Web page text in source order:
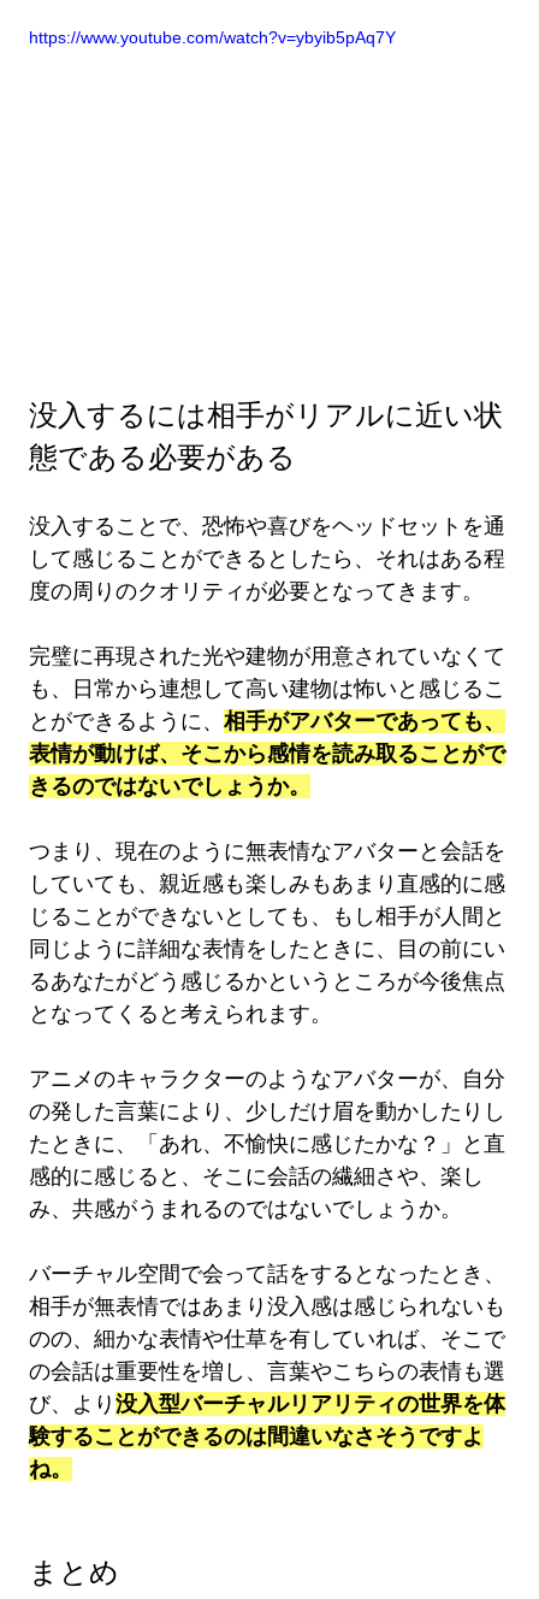
https://www.youtube.com/watch?v=ybyib5pAq7Y
没入するには相手がリアルに近い状
態である必要がある
没入することで、恐怖や喜びをヘッドセットを通
して感じることができるとしたら、それはある程
度の周りのクオリティが必要となってきます。
完璧に再現された光や建物が用意されていなくて
も、日常から連想して高い建物は怖いと感じるこ
とができるように、 相手がアバターであっても、
表情が動けば、そこから感情を読み取ることがで
きるのではないでしょうか。
つまり、現在のように無表情なアバターと会話を
していても、親近感も楽しみもあまり直感的に感
じることができないとしても、もし相手が人間と
同じように詳細な表情をしたときに、目の前にい
るあなたがどう感じるかというところが今後焦点
となってくると考えられます。
アニメのキャラクターのようなアバターが、自分
の発した言葉により、少しだけ眉を動かしたりし
たときに、「あれ、不愉快に感じたかな？」と直
感的に感じると、そこに会話の繊細さや、楽し
み、共感がうまれるのではないでしょうか。
バーチャル空間で会って話をするとなったとき、
相手が無表情ではあまり没入感は感じられないも
のの、細かな表情や仕草を有していれば、そこで
の会話は重要性を増し、言葉やこちらの表情も選
び、より 没入型バーチャルリアリティの世界を体
験することができるのは間違いなさそうですよ
ね。
まとめ